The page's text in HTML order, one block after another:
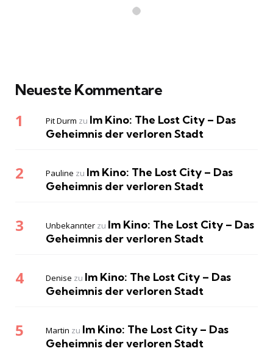
Neueste Kommentare
Pit Durm zu Im Kino: The Lost City – Das
Geheimnis der verloren Stadt
Pauline zu Im Kino: The Lost City – Das
Geheimnis der verloren Stadt
Unbekannter zu Im Kino: The Lost City – Das
Geheimnis der verloren Stadt
Denise zu Im Kino: The Lost City – Das
Geheimnis der verloren Stadt
Martin zu Im Kino: The Lost City – Das
Geheimnis der verloren Stadt